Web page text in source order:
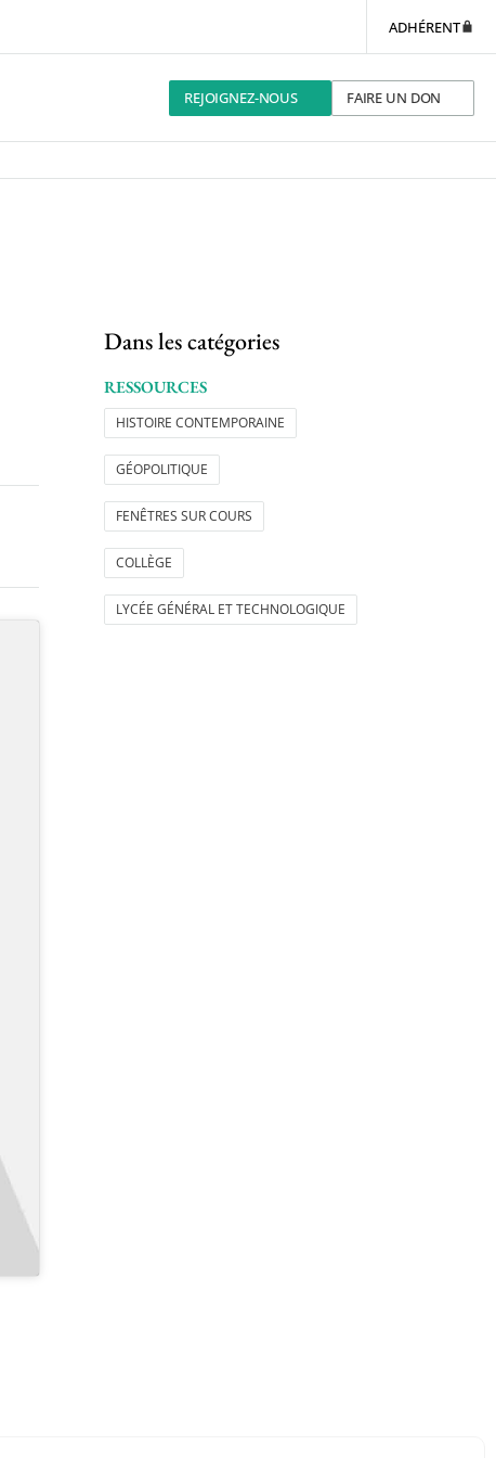
ADHÉRENT
REJOIGNEZ-NOUS FAIRE UN DON
Dans les catégories
RESSOURCES
HISTOIRE CONTEMPORAINE
GÉOPOLITIQUE
FENÊTRES SUR COURS
COLLÈGE
LYCÉE GÉNÉRAL ET TECHNOLOGIQUE